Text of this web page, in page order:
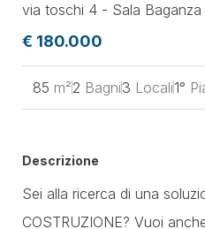
via toschi 4 - Sala Baganza
€ 180.000
85 m²2 Bagni3 Locali1°
Descrizione
Sei alla ricerca di una
COSTRUZIONE? Vuoi